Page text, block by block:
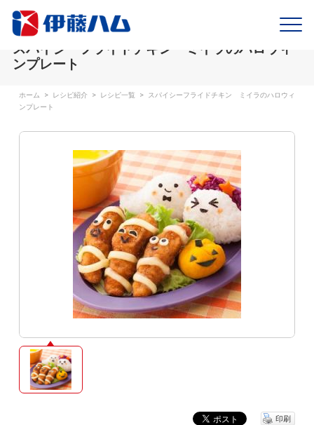
スパイシーフライドチキン ミイラのハロウィ
ンプレート
ホーム > レシピ紹介 > レシピ一覧 >
スパイシーフライドチキン ミイラのハロウィ
ンプレート
印刷